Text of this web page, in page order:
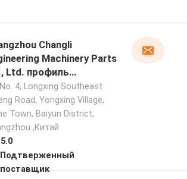
Changli
Machinery Parts
Ltd. профиль
No. 4, Longxing Southeast
Road, Yongxing Village,
Town, Baiyun District,
,Китай
5.0
Подтверженный
поставщик